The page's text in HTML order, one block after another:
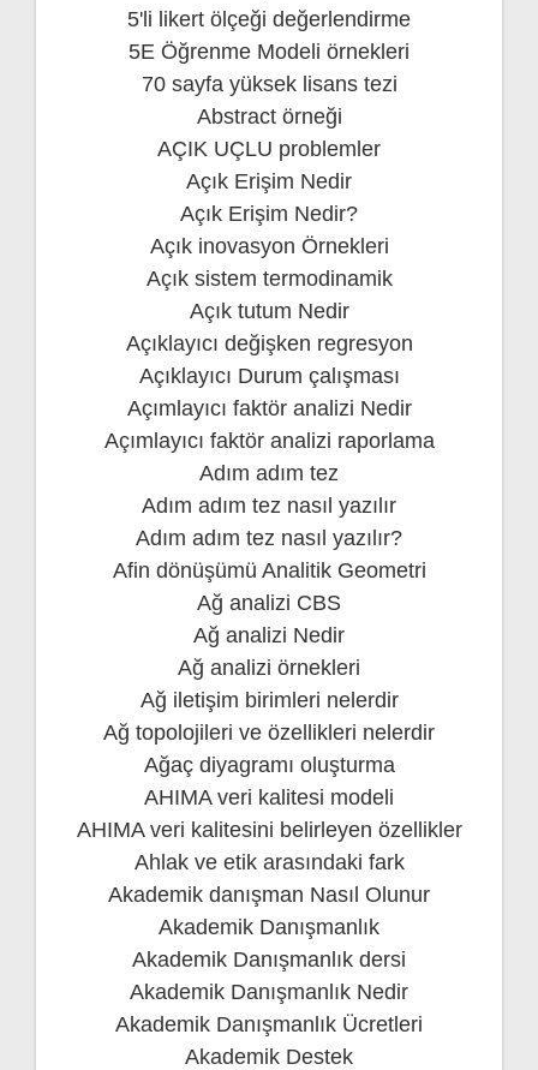
5'li likert ölçeği değerlendirme
5E Öğrenme Modeli örnekleri
70 sayfa yüksek lisans tezi
Abstract örneği
AÇIK UÇLU problemler
Açık Erişim Nedir
Açık Erişim Nedir?
Açık inovasyon Örnekleri
Açık sistem termodinamik
Açık tutum Nedir
Açıklayıcı değişken regresyon
Açıklayıcı Durum çalışması
Açımlayıcı faktör analizi Nedir
Açımlayıcı faktör analizi raporlama
Adım adım tez
Adım adım tez nasıl yazılır
Adım adım tez nasıl yazılır?
Afin dönüşümü Analitik Geometri
Ağ analizi CBS
Ağ analizi Nedir
Ağ analizi örnekleri
Ağ iletişim birimleri nelerdir
Ağ topolojileri ve özellikleri nelerdir
Ağaç diyagramı oluşturma
AHIMA veri kalitesi modeli
AHIMA veri kalitesini belirleyen özellikler
Ahlak ve etik arasındaki fark
Akademik danışman Nasıl Olunur
Akademik Danışmanlık
Akademik Danışmanlık dersi
Akademik Danışmanlık Nedir
Akademik Danışmanlık Ücretleri
Akademik Destek